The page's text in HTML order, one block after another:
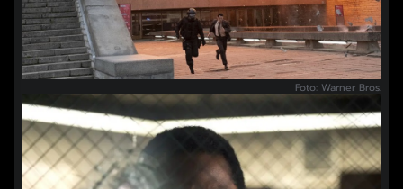
Foto: Warner Bros.